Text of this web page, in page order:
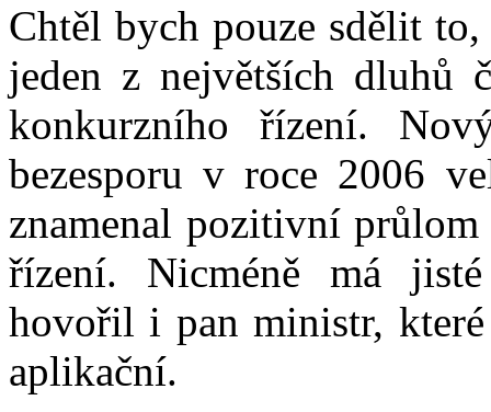
Chtěl bych pouze sdělit
jeden z největších dluhů
konkurzního řízení.
bezesporu v roce 2006
znamenal pozitivní
řízení. Nicméně má
hovořil i pan ministr,
aplikační.